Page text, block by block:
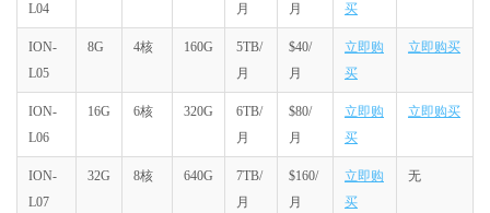
L04
月
月
买
ION-
L05
8G 4核 160G
5TB/
月
$40/
月
立即购
买
立即购买
ION-
L06
16G 6核 320G
6TB/
月
$80/
月
立即购
买
立即购买
ION-
L07
32G 8核 640G
7TB/
月
$160/
月
立即购
买
无